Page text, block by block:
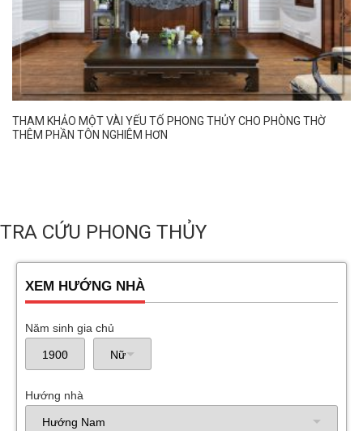
THAM KHẢO MỘT VÀI YẾU TỐ PHONG THỦY CHO PHÒNG THỜ
THÊM PHẦN TÔN NGHIÊM HƠN
TRA CỨU PHONG THỦY
XEM HƯỚNG NHÀ
Năm sinh gia chủ
Hướng nhà